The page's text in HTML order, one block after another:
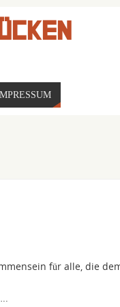
für alle, die